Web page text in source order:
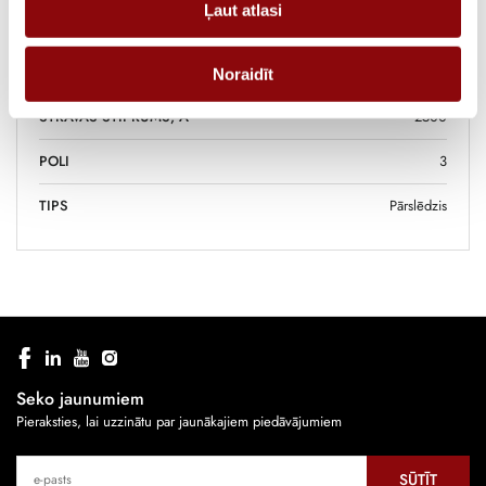
Ļaut atlasi
Noraidīt
STRĀVAS STIPRUMS, A 2500
POLI 3
TIPS Pārslēdzis
Seko jaunumiem
Pieraksties, lai uzzinātu par jaunākajiem piedāvājumiem
SŪTĪT